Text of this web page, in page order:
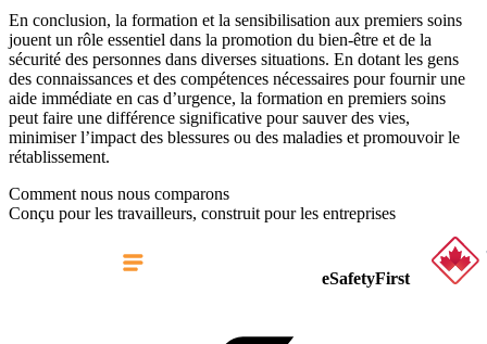
En conclusion, la formation et la sensibilisation aux premiers soins
jouent un rôle essentiel dans la promotion du bien-être et de la
sécurité des personnes dans diverses situations. En dotant les gens
des connaissances et des compétences nécessaires pour fournir une
aide immédiate en cas d’urgence, la formation en premiers soins
peut faire une différence significative pour sauver des vies,
minimiser l’impact des blessures ou des maladies et promouvoir le
rétablissement.
Comment nous nous comparons
Conçu pour les travailleurs, construit pour les entreprises
eSafetyFirst